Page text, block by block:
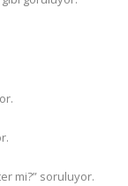
mi?” soruluyor.